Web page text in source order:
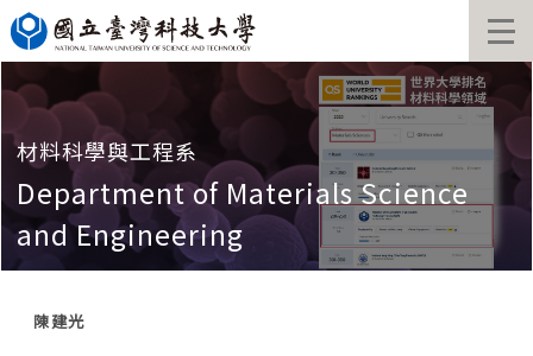
跳
到
主
要
內
容
區
材料科學與工程系
Department of Materials Science
and Engineering
陳建光